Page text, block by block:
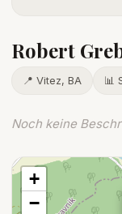
Robert
📍 Vitez, BA 📊
Noch keine
+
−